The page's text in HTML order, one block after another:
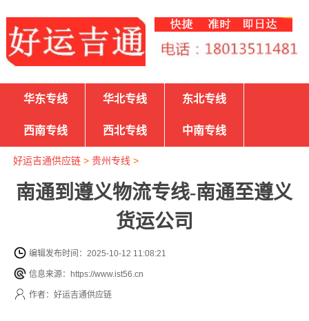
华东专线 华北专线 东北专线
西南专线 西北专线 中南专线
好运吉通供应链> 贵州专线 >
南通到遵义物流专线-南通至遵义
货运公司
编辑发布时间：2025-10-12 11:08:21
信息来源：https://www.ist56.cn
作者：好运吉通供应链